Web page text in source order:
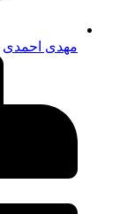
مهدی احمدی